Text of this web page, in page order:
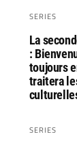
SERIES
La
:
toujours
traitera
SERIES